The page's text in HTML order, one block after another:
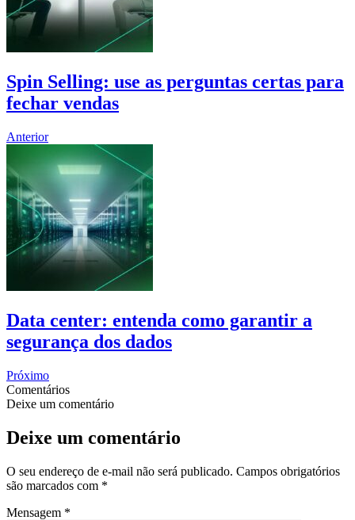
Spin Selling: use as perguntas certas para
fechar vendas
Anterior
Data center: entenda como garantir a
segurança dos dados
Próximo
Comentários
Deixe um comentário
Deixe um comentário
O seu endereço de e-mail não será publicado. Campos obrigatórios
são marcados com *
Mensagem *